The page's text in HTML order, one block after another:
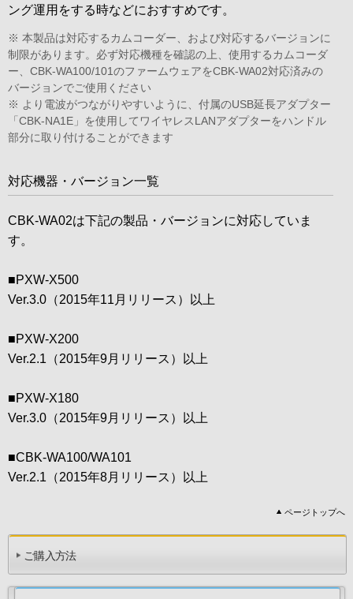
ング運用をする時などにおすすめです。
※ 本製品は対応するカムコーダー、および対応するバージョンに
制限があります。必ず対応機種を確認の上、使用するカムコーダ
ー、CBK-WA100/101のファームウェアをCBK-WA02対応済みの
バージョンでご使用ください
※ より電波がつながりやすいように、付属のUSB延長アダプター
「CBK-NA1E」を使用してワイヤレスLANアダプターをハンドル
部分に取り付けることができます
対応機器・バージョン一覧
CBK-WA02は下記の製品・バージョンに対応していま
す。
■PXW-X500
Ver.3.0（2015年11月リリース）以上
■PXW-X200
Ver.2.1（2015年9月リリース）以上
■PXW-X180
Ver.3.0（2015年9月リリース）以上
■CBK-WA100/WA101
Ver.2.1（2015年8月リリース）以上
ページトップへ
ご購入方法